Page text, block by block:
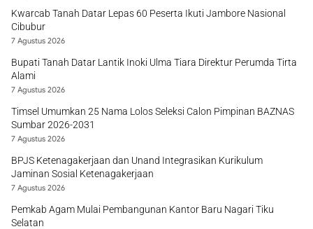
Kwarcab Tanah Datar Lepas 60 Peserta Ikuti Jambore Nasional
Cibubur
7 Agustus 2026
Bupati Tanah Datar Lantik Inoki Ulma Tiara Direktur Perumda Tirta
Alami
7 Agustus 2026
Timsel Umumkan 25 Nama Lolos Seleksi Calon Pimpinan BAZNAS
Sumbar 2026-2031
7 Agustus 2026
BPJS Ketenagakerjaan dan Unand Integrasikan Kurikulum
Jaminan Sosial Ketenagakerjaan
7 Agustus 2026
Pemkab Agam Mulai Pembangunan Kantor Baru Nagari Tiku
Selatan